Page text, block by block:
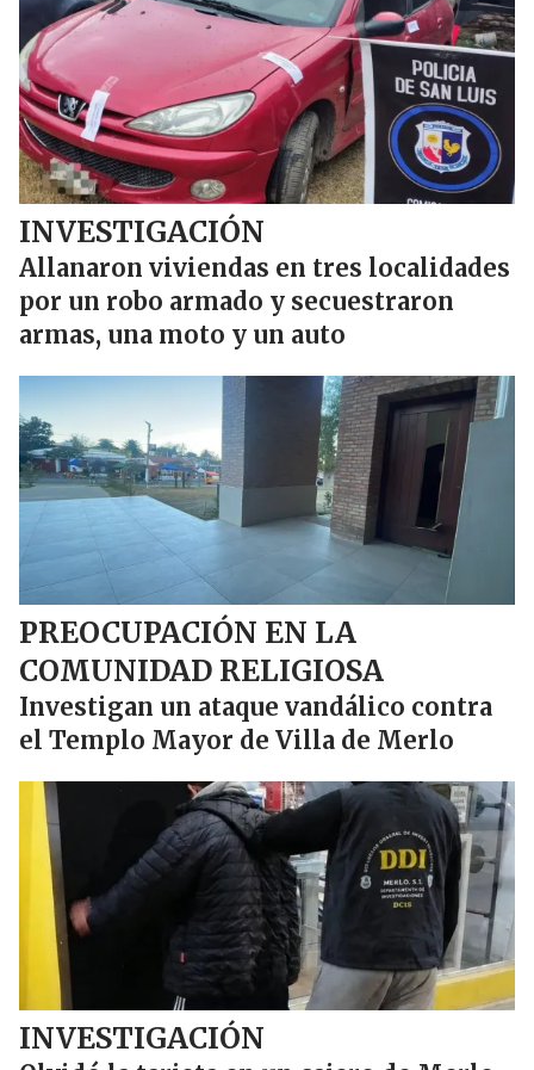
INVESTIGACIÓN
Allanaron viviendas en tres localidades
por un robo armado y secuestraron
armas, una moto y un auto
PREOCUPACIÓN EN LA
COMUNIDAD RELIGIOSA
Investigan un ataque vandálico contra
el Templo Mayor de Villa de Merlo
INVESTIGACIÓN